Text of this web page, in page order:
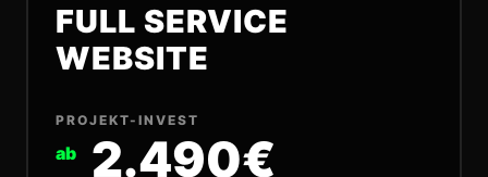
FULL SERVICE
WEBSITE
PROJEKT-INVEST
ab 2.490€